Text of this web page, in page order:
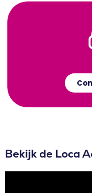
Bekijk de Loca